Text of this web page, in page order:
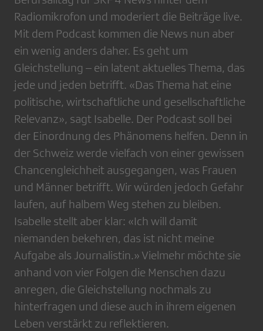
Radiomikrofon und moderiert die Beiträge live.
Mit dem Podcast kommen die News nun aber
ein wenig anders daher. Es geht um
Gleichstellung – ein latent aktuelles Thema, das
jede und jeden betrifft. «Das Thema hat eine
politische, wirtschaftliche und gesellschaftliche
Relevanz», sagt Isabelle. Der Podcast soll bei
der Einordnung des Phänomens helfen. Denn in
der Schweiz werde vielfach von einer gewissen
Chancengleichheit ausgegangen, was Frauen
und Männer betrifft. Wir würden jedoch Gefahr
laufen, auf halbem Weg stehen zu bleiben.
Isabelle stellt aber klar: «Ich will damit
niemanden bekehren, das ist nicht meine
Aufgabe als Journalistin.» Vielmehr möchte sie
anhand von vier Folgen die Menschen dazu
anregen, die Gleichstellung nochmals zu
hinterfragen und diese auch in ihrem eigenen
Leben verstärkt zu reflektieren.